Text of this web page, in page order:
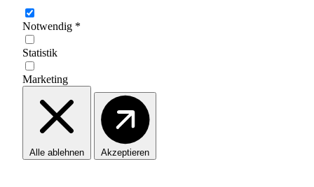
Notwendig *
Statistik
Marketing
Alle ablehnen Akzeptieren